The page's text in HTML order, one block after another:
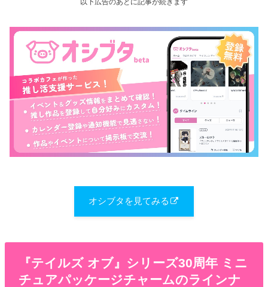
以下広告のあとに記事が続きます
オシブタを見てみる
『テイルズ オブ』シリーズ30周年 ミニ
チュアパッケージチャームのラインナ